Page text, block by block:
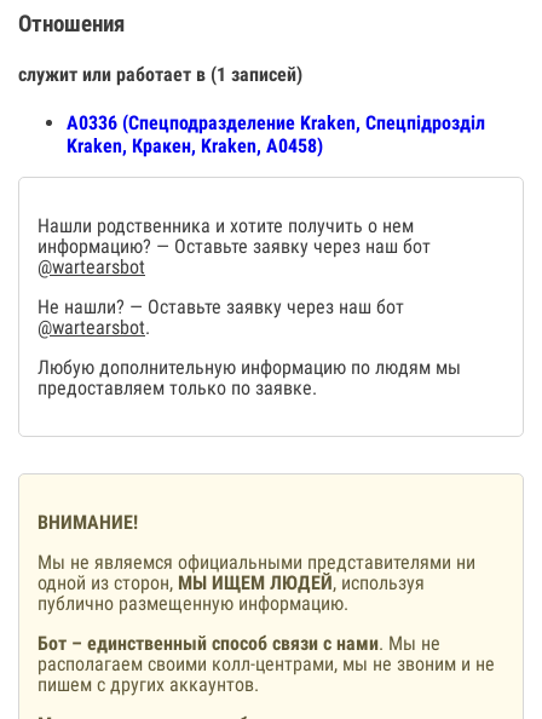
Отношения
служит или работает в (1 записей)
А0336 (Спецподразделение Kraken, Спецпiдроздiл
Kraken, Кракен, Kraken, А0458)
Нашли родственника и хотите получить о нем
информацию? — Оставьте заявку через наш бот
@wartearsbot
Не нашли? — Оставьте заявку через наш бот
@wartearsbot.
Любую дополнительную информацию по людям мы
предоставляем только по заявке.
ВНИМАНИЕ!
Мы не являемся официальными представителями ни
одной из сторон, МЫ ИЩЕМ ЛЮДЕЙ, используя
публично размещенную информацию.
Бот – единственный способ связи с нами. Мы не
располагаем своими колл-центрами, мы не звоним и не
пишем с других аккаунтов.